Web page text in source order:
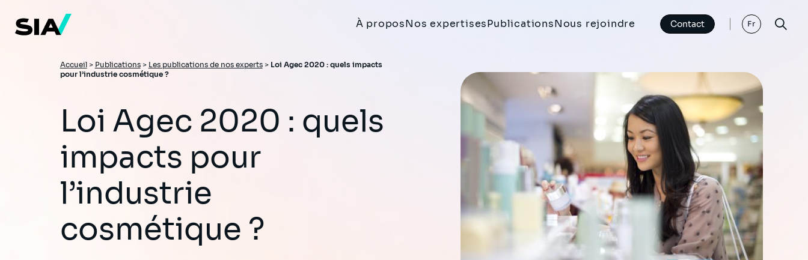
contenu
principal
À proposNos expertisesPublicationsNous rejoindre Contact Fr
Fil
d'Ariane
Accueil> Publications> Les publications de nos experts> Loi Agec 2020 : quels impacts
pour l’industrie cosmétique ?
Loi Agec 2020 : quels
impacts pour
l’industrie
cosmétique ?